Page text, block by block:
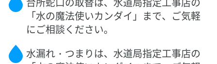
「水の魔法使いカンダイ」まで、ご気軽
にご相談ください。
水漏れ・つまりは、水道局指定工事店の